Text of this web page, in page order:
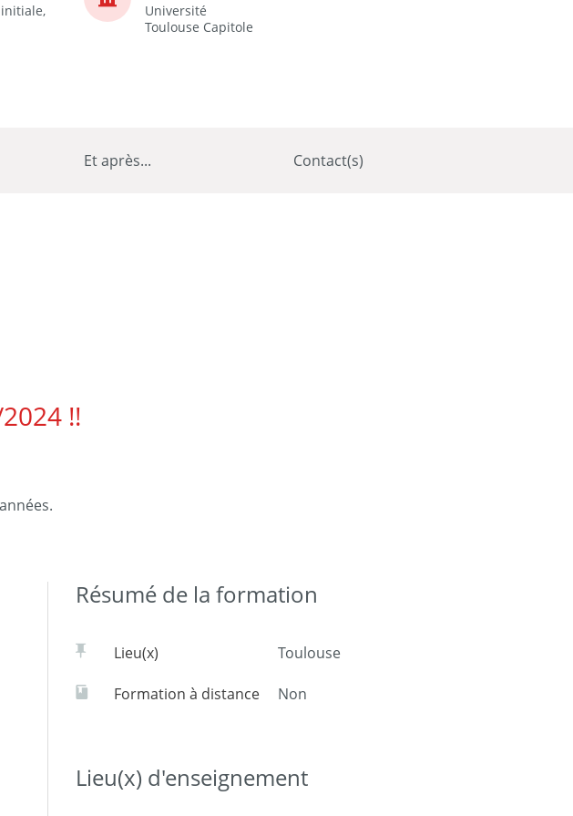
Université
Toulouse Capitole
Et après... Contact(s)
!!
Résumé de la formation
Lieu(x) Toulouse
Formation à distance Non
Lieu(x) d'enseignement